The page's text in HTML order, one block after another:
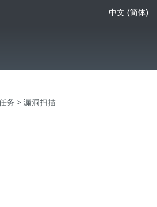
中文 (简体)
务 > 漏洞扫描